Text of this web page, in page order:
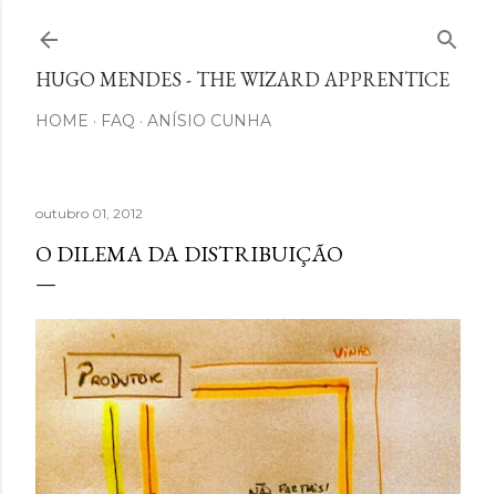
HUGO MENDES - THE WIZARD APPRENTICE
HOME FAQ ANÍSIO CUNHA
outubro 01, 2012
O DILEMA DA DISTRIBUIÇÃO